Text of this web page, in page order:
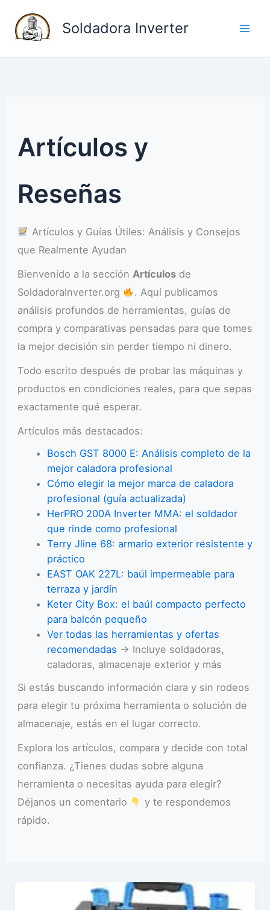
Soldadora Inverter
Artículos y
Reseñas
Artículos y Guías Útiles: Análisis y Consejos
que Realmente Ayudan
Bienvenido a la sección Artículosde
SoldadoraInverter.org
. Aquí publicamos
análisis profundos de herramientas, guías de
compra y comparativas pensadas para que tomes
la mejor decisión sin perder tiempo ni dinero.
Todo escrito después de probar las máquinas y
productos en condiciones reales, para que sepas
exactamente qué esperar.
Artículos más destacados:
Bosch GST 8000 E: Análisis completo de la
mejor caladora profesional
Cómo elegir la mejor marca de caladora
profesional (guía actualizada)
HerPRO 200A Inverter MMA: el soldador
que rinde como profesional
Terry Jline 68: armario exterior resistente y
práctico
EAST OAK 227L: baúl impermeable para
terraza y jardín
Keter City Box: el baúl compacto perfecto
para balcón pequeño
Ver todas las herramientas y ofertas
recomendadas → Incluye soldadoras,
caladoras, almacenaje exterior y más
Si estás buscando información clara y sin rodeos
para elegir tu próxima herramienta o solución de
almacenaje, estás en el lugar correcto.
Explora los artículos, compara y decide con total
confianza. ¿Tienes dudas sobre alguna
herramienta o necesitas ayuda para elegir?
Déjanos un comentario
y te respondemos
rápido.